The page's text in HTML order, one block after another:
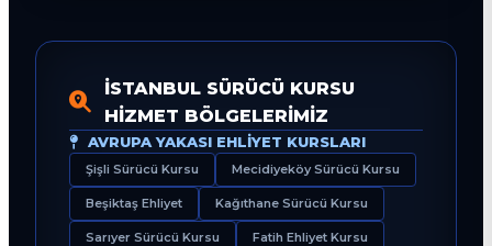
İSTANBUL SÜRÜCÜ KURSU
HIZMET BÖLGELERIMIZ
AVRUPA YAKASI EHLIYET KURSLARI
Şişli Sürücü Kursu Mecidiyeköy Sürücü Kursu
Beşiktaş Ehliyet Kağıthane Sürücü Kursu
Sarıyer Sürücü Kursu Fatih Ehliyet Kursu